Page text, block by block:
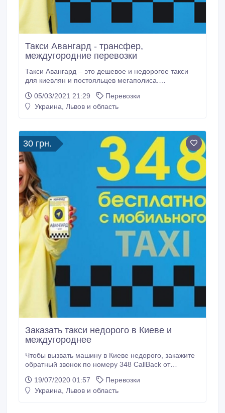
Такси Авангард - трансфер,
междугородние перевозки
Такси Авангард – это дешевое и недорогое такси
для киевлян и постояльцев мегаполиса.
Аэропорт, за город, такси междугороднее по низкой
цене. Желаете заказать такси в Киеве? Звоните
2750048 или же "348"с мобильного.
05/03/2021 21:29
Перевозки
Украина, Львов и область
30 грн.
Заказать такси недорого в Киеве и
междугороднее
Чтобы вызвать машину в Киеве недорого, закажите
обратный звонок по номеру 348 CallBack от
такси в Киеве. Наш сервис предлагает быструю
подачу авто и доступные тарифы, которые Вы
19/07/2020 01:57
Перевозки
Украина, Львов и область